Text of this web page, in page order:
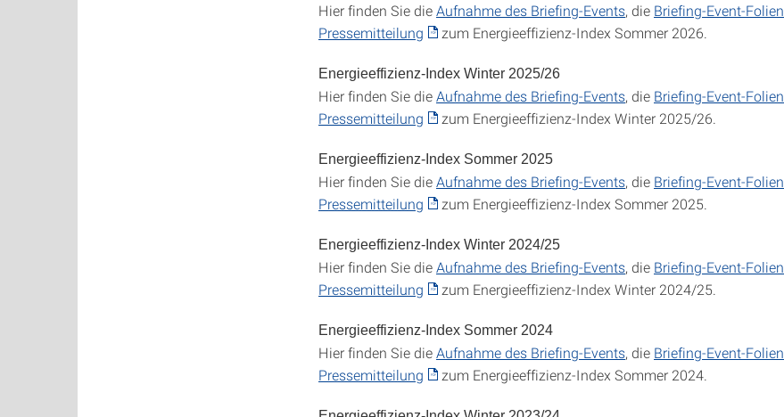
Hier finden Sie dieAufnahme des Briefing-Events, die Briefing-Event-Folien
Pressemitteilung
zum Energieeffizienz-Index Sommer 2026.
Energieeffizienz-Index Winter 2025/26
Hier finden Sie dieAufnahme des Briefing-Events, die Briefing-Event-Folien
Pressemitteilung
zum Energieeffizienz-Index Winter 2025/26.
Energieeffizienz-Index Sommer 2025
Hier finden Sie dieAufnahme des Briefing-Events, die Briefing-Event-Folien
Pressemitteilung
zum Energieeffizienz-Index Sommer 2025.
Energieeffizienz-Index Winter 2024/25
Hier finden Sie dieAufnahme des Briefing-Events, die Briefing-Event-Folien
Pressemitteilung
zum Energieeffizienz-Index Winter 2024/25.
Energieeffizienz-Index Sommer 2024
Hier finden Sie dieAufnahme des Briefing-Events, die Briefing-Event-Folien
Pressemitteilung
zum Energieeffizienz-Index Sommer 2024.